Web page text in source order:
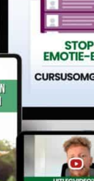
Happyness & Opmerkelijk
Lifestyle, Sport &
Duurzaamheid
Top 5 van Valerie
Health & Beauty
Nieuws & Media